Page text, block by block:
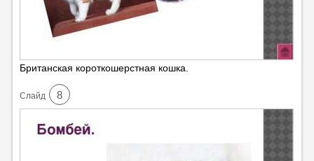
Британская короткошерстная кошка.
Cлайд 8